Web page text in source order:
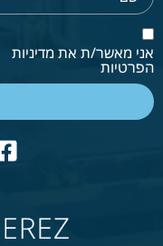
אני מאשר/ת את מדיניות
הפרטיות